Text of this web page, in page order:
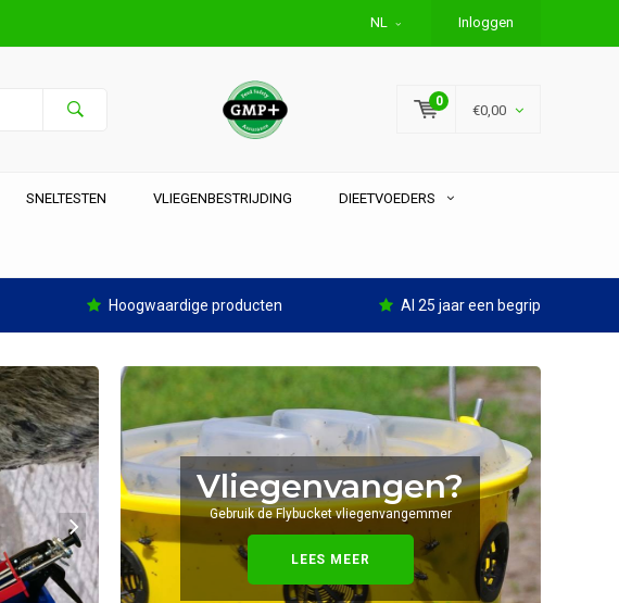
NL Inloggen
0
€0,00
SNELTESTEN VLIEGENBESTRIJDING DIEETVOEDERS
Hoogwaardige producten Al 25 jaar een begrip
Doe-het-zelf (snel)testen
Test op antibiotica, celgetal, ketose, ldh, kalverdiarree en tochtigheid
LEES MEER
Vliegenvangen?
Gebruik de Flybucket vliegenvangemmer
LEES MEER